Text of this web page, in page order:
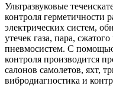
Ультразвуковые
контроля герметичности
электрических систем,
утечек газа, пара,
пневмосистем. С помощью
контроля производится
салонов самолетов, яхт,
вибродиагностика и